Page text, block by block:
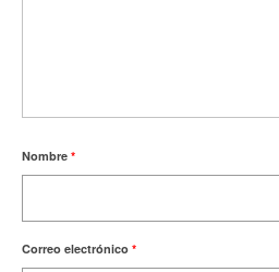
Nombre *
Correo electrónico *